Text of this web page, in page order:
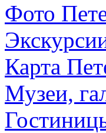
Фото
Карта
Музеи,